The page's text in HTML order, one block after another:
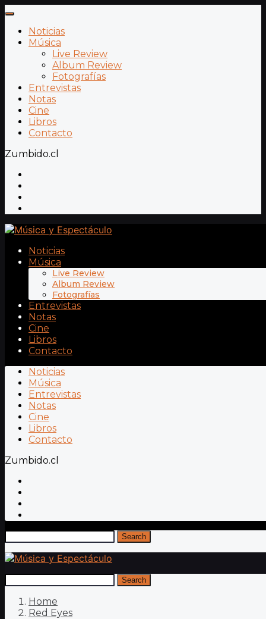
Noticias
Música
Live Review
Album Review
Fotografías
Entrevistas
Notas
Cine
Libros
Contacto
Zumbido.cl
Noticias
Música
Live Review
Album Review
Fotografías
Entrevistas
Notas
Cine
Libros
Contacto
Noticias
Música
Entrevistas
Notas
Cine
Libros
Contacto
Zumbido.cl
Search
Search
Home
Red Eyes